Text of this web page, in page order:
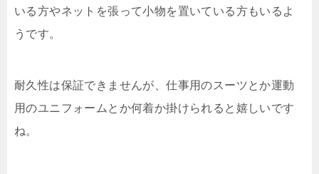
いる方やネットを張って小物を置いている方もいるよ
うです。
耐久性は保証できませんが、仕事用のスーツとか運動
用のユニフォームとか何着か掛けられると嬉しいです
ね。